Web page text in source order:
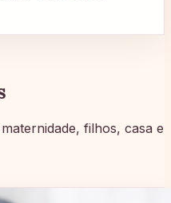
filhos, casa e